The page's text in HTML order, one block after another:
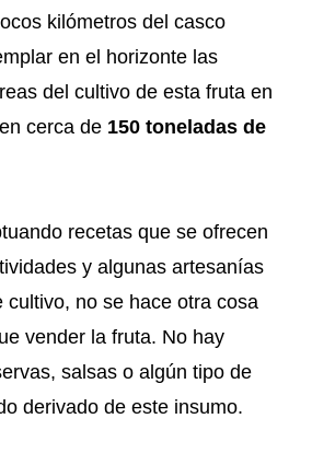
kilómetros del casco
en el horizonte las
del cultivo de esta fruta en
cerca de 150 toneladas de
recetas que se ofrecen
y algunas artesanías
cultivo, no se hace otra cosa
vender la fruta. No hay
salsas o algún tipo de
derivado de este insumo.